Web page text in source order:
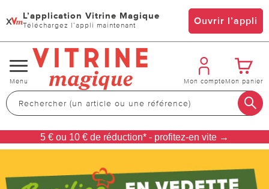
x L’application Vitrine Magique
Téléchargez l’appli maintenant Ouvrir l’appli
Changer
de
navigation
Menu Mon compteMon panier
5 € ou 10 € de réduction* - profitez-en vite →